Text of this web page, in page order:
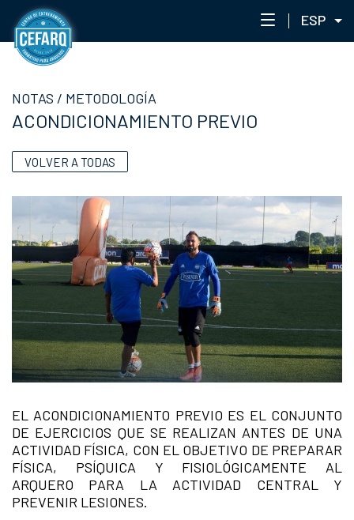
ESP
CENTRO
STAFF
ENTRENAMIENTO
PORTAL ACADÉMICO
RED DE ACADEMIAS
CEFARQLAB
NOTAS / METODOLOGÍA
ACONDICIONAMIENTO PREVIO
VOLVER A TODAS
EL ACONDICIONAMIENTO PREVIO ES EL CONJUNTO
DE EJERCICIOS QUE SE REALIZAN ANTES DE UNA
ACTIVIDAD FÍSICA, CON EL OBJETIVO DE PREPARAR
FÍSICA, PSÍQUICA Y FISIOLÓGICAMENTE AL
ARQUERO PARA LA ACTIVIDAD CENTRAL Y
PREVENIR LESIONES.